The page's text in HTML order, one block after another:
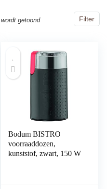
Filter
getoond
Bodum BISTRO
voorraaddozen,
kunststof, zwart, 150 W